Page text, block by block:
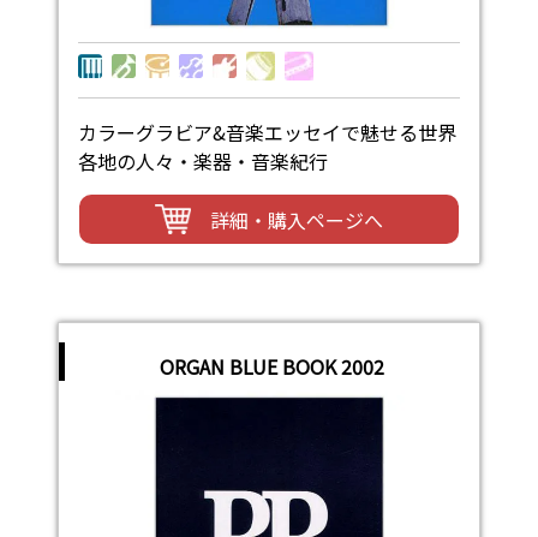
カラーグラビア&音楽エッセイで魅せる世界
各地の人々・楽器・音楽紀行
詳細・購入ページへ
ORGAN BLUE BOOK 2002